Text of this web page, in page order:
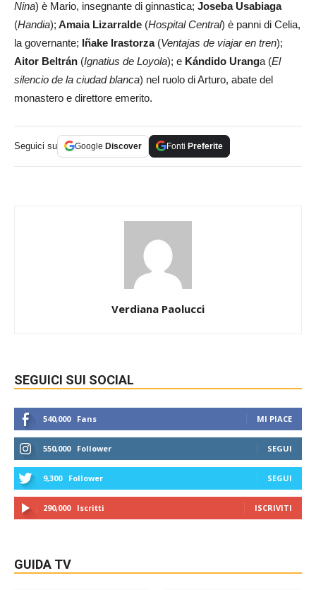
Nina) è Mario, insegnante di ginnastica; Joseba Usabiaga
(Handia); Amaia Lizarralde (Hospital Central) è panni di Celia,
la governante; Iñake Irastorza(Ventajas de viajar en tren);
Aitor Beltrán (Ignatius de Loyola); e Kándido Uranga (El
silencio de la ciudad blanca) nel ruolo di Arturo, abate del
monastero e direttore emerito.
Seguici su Google Discover Fonti Preferite
Verdiana Paolucci
SEGUICI SUI SOCIAL
540,000 Fans MI PIACE
550,000 Follower SEGUI
9,300 Follower SEGUI
290,000 Iscritti ISCRIVITI
GUIDA TV